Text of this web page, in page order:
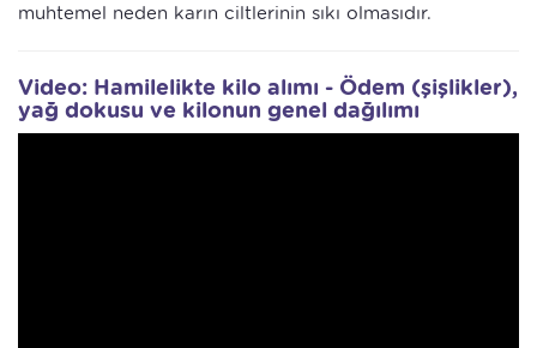
muhtemel neden karın ciltlerinin sıkı olmasıdır.
Video: Hamilelikte kilo alımı - Ödem (şişlikler),
yağ dokusu ve kilonun genel dağılımı